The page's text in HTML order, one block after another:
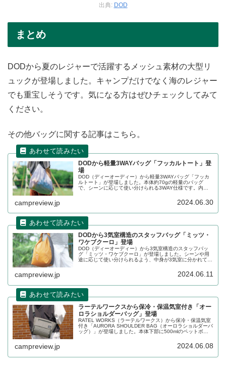
出典: DOD
まとめ
DODから夏のレジャーで活躍するメッシュ素材の大型リ
ュックが登場しました。キャンプだけでなく海のレジャー
でも重宝しそうです。気になる方はぜひチェックしてみて
ください。
その他バッグに関する記事はこちら。
DODから軽量3WAYバッグ「フッカルトート」登
場
DOD（ディーオーディー）から軽量3WAYバッグ「フッカ
ルトート」が登場しました。本体約70gの軽量のバッグ
で、シーンに応じて使い分けられる3WAY仕様です。内側
い際もコンパクトになります。詳細をレビューします。
campreview.jp 2024.06.30
DODから3気室構造のスタッフバッグ「ミッツ・
ワケブクーロ」登場
DOD（ディーオーディー）から3気室構造のスタッフバッ
グ「ミッツ・ワケブクーロ」が登場しました。シーンや用
途に応じて使い分けられるよう、中身が3気室に分かれてい
した70Dナイロンが採用されています。詳細をレビューし
campreview.jp 2024.06.11
ラーテルワークスから保冷・保温気室付き「オー
ロラショルダーバッグ」登場
RATEL WORKS（ラーテルワークス）から保冷・保温気室
付き「AURORA SHOULDER BAG（オーロラショルダーバ
ッグ）」が登場しました。本体下部に500mlのペットボト
campreview.jp 2024.06.08